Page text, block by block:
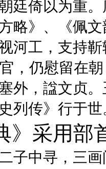
廷倚以为重
略》、《佩
河工，支持
官，仍慰留在
外，諡文贞
列传》行于世
》采用
中寻，三画